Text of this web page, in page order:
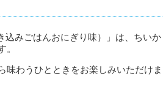
込みごはんおにぎり味）」は、ちいか
。
味わうひとときをお楽しみいただけま